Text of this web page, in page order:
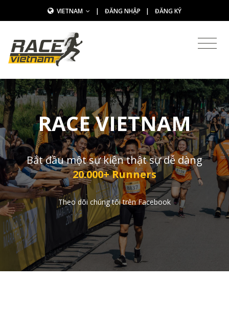
VIETNAM | ĐĂNG NHẬP | ĐĂNG KÝ
RACE VIETNAM
Bắt đầu một sự kiện thật sự dễ dàng
20.000+ Runners
Theo dõi chúng tôi trên Facebook